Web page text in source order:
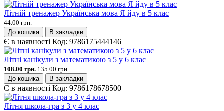
Літній тренажер Українська мова Я йду в 5 клас
44.00 грн.
До кошика
В закладки
Є в наявності Код: 9786175444146
Літні канікули з математикою з 5 у 6 клас
108.00 грн. 135.00 грн.
До кошика
В закладки
Є в наявності Код: 9786178678500
Літня школа-гра з 3 у 4 клас